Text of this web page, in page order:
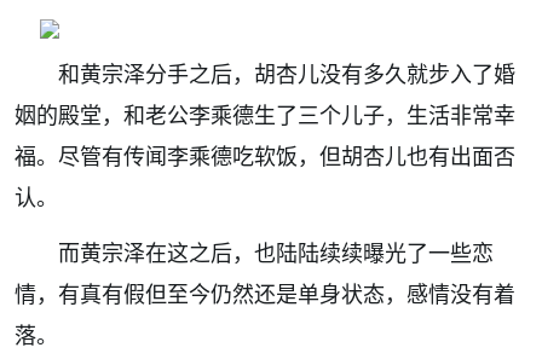
和黄宗泽分手之后，胡杏儿没有多久就步入了婚
姻的殿堂，和老公李乘德生了三个儿子，生活非常幸
福。尽管有传闻李乘德吃软饭，但胡杏儿也有出面否
认。
而黄宗泽在这之后，也陆陆续续曝光了一些恋
情，有真有假但至今仍然还是单身状态，感情没有着
落。